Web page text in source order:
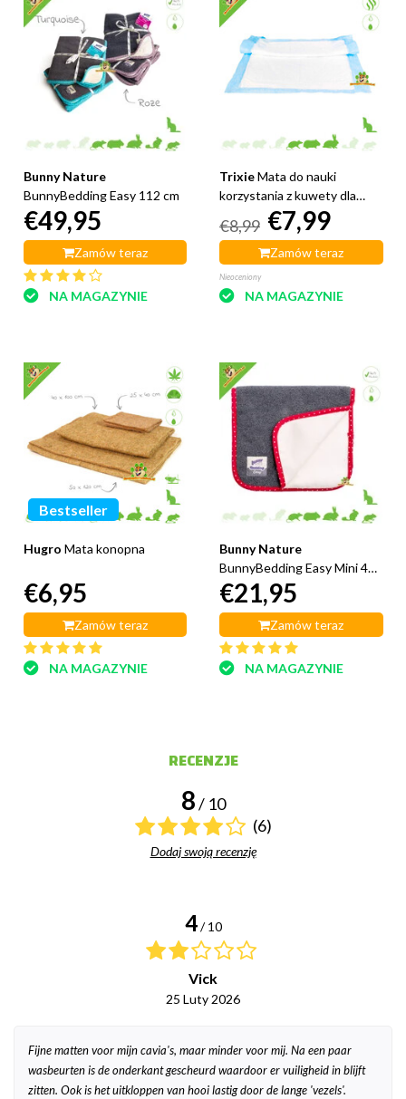
Bunny Nature
BunnyBedding Easy 112 cm
€49,95
Zamów teraz
NA MAGAZYNIE
TrixieMata do nauki
korzystania z kuwety dla
szczeniąt, mata do nauki
korzystania z pieluch
€8,99 €7,99
Zamów teraz
Nieoceniony
NA MAGAZYNIE
Bestseller
Hugro Mata konopna
€6,95
Zamów teraz
NA MAGAZYNIE
Bunny Nature
BunnyBedding Easy Mini 48
cm
€21,95
Zamów teraz
NA MAGAZYNIE
RECENZJE
8/ 10
(6)
Dodaj swoją recenzję
4 / 10
Vick
25 Luty 2026
Fijne matten voor mijn cavia's, maar minder voor mij. Na een paar
wasbeurten is de onderkant gescheurd waardoor er vuiligheid in blijft
zitten. Ook is het uitkloppen van hooi lastig door de lange 'vezels'.